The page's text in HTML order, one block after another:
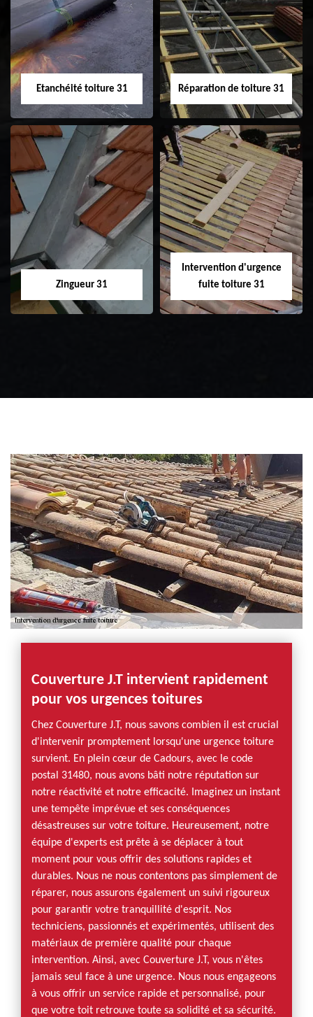
31
demoussage de
toiture 31
Etanchéité toiture 31
Etanchéité toiture
31
Réparation de toiture 31
Réparation de
toiture 31
Zingueur 31
Intervention d'urgence
fuite toiture 31
Couverture J.T intervient rapidement
pour vos urgences toitures
Chez Couverture J.T, nous savons combien il est crucial
d'intervenir promptement lorsqu'une urgence toiture
survient. En plein cœur de Cadours, avec le code
postal 31480, nous avons bâti notre réputation sur
notre réactivité et notre efficacité. Imaginez un instant
une tempête imprévue et ses conséquences
désastreuses sur votre toiture. Heureusement, notre
équipe d'experts est prête à se déplacer à tout
moment pour vous offrir des solutions rapides et
durables. Nous ne nous contentons pas simplement de
réparer, nous assurons également un suivi rigoureux
pour garantir votre tranquillité d'esprit. Nos
techniciens, passionnés et expérimentés, utilisent des
matériaux de première qualité pour chaque
intervention. Ainsi, avec Couverture J.T, vous n'êtes
jamais seul face à une urgence. Nous nous engageons
à vous offrir un service rapide et personnalisé, pour
que votre toit retrouve toute sa solidité et sa sécurité.